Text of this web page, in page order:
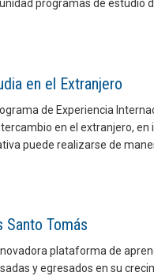
programas de estudio
en el Extranjero
de Experiencia
en el extranjero,
puede realizarse de
Santo Tomás
plataforma de
y egresados en su